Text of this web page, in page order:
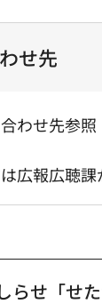
せ先
わせ先参照
広報広聴課
らせ「せ